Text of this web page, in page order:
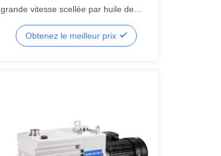
grande vitesse scellée par huile de
pompe à vide rotatoire de palette de 2
étapesObtenez le meilleur prix